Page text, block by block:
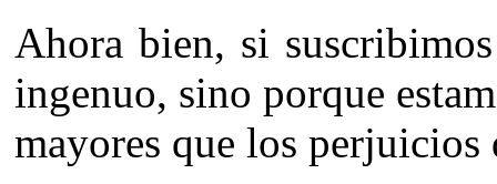
Ahora bien, si
ingenuo, sino porque
mayores que los perjuicios